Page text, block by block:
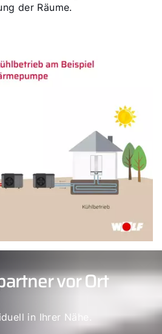
der Räume.
vor Ort
in Ihrer Nähe.